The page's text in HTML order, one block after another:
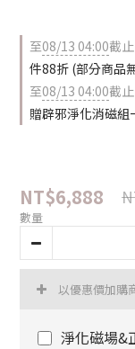
至08/13 04:00截止
件88折 (部分商品
至08/13 04:00截止
贈辟邪淨化消磁組
NT$6,888
數量
以優惠價加購
淨化磁場&